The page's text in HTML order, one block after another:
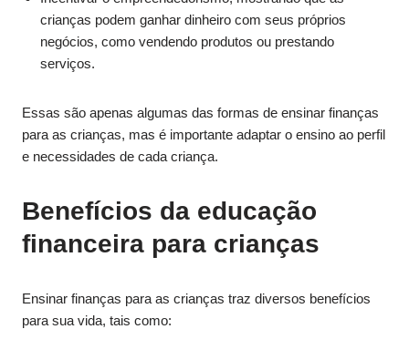
crianças podem ganhar dinheiro com seus próprios
negócios, como vendendo produtos ou prestando
serviços.
Essas são apenas algumas das formas de ensinar finanças
para as crianças, mas é importante adaptar o ensino ao perfil
e necessidades de cada criança.
Benefícios da educação
financeira para crianças
Ensinar finanças para as crianças traz diversos benefícios
para sua vida, tais como: